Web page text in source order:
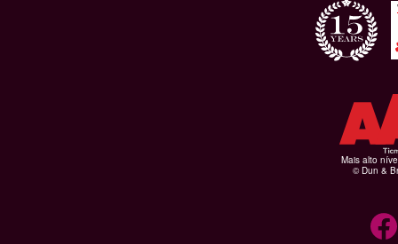
Mais alto
© Dun &